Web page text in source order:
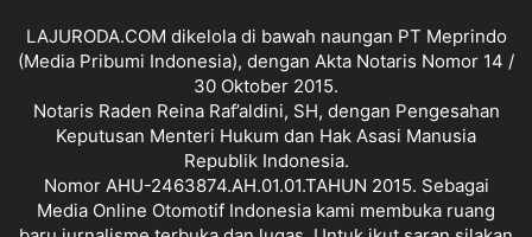
LAJURODA.COM dikelola di bawah naungan PT Meprindo
(Media Pribumi Indonesia), dengan Akta Notaris Nomor 14 /
30 Oktober 2015.
Notaris Raden Reina Raf’aldini, SH, dengan Pengesahan
Keputusan Menteri Hukum dan Hak Asasi Manusia
Republik Indonesia.
Nomor AHU-2463874.AH.01.01.TAHUN 2015. Sebagai
Media Online Otomotif Indonesia kami membuka ruang